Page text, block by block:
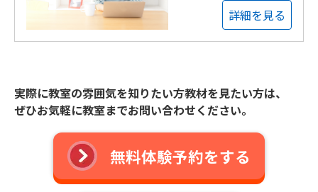
詳細を見る
実際に教室の雰囲気を知りたい方教材を見たい方は、
ぜひお気軽に教室までお問い合わせください。
無料体験予約をする